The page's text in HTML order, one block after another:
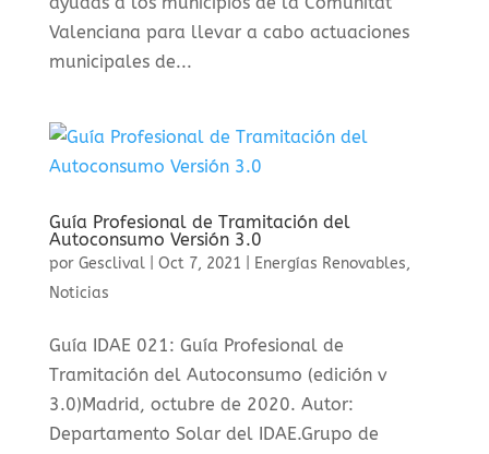
Valenciana para llevar a cabo actuaciones
municipales de...
Guía Profesional de Tramitación del
Autoconsumo Versión 3.0
por Gesclival| Oct 7, 2021 Energías Renovables,
Noticias
Guía IDAE 021: Guía Profesional de
Tramitación del Autoconsumo (edición v
3.0)Madrid, octubre de 2020. Autor:
Departamento Solar del IDAE.Grupo de